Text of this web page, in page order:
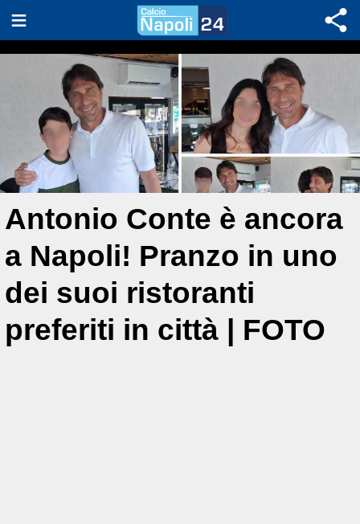
Antonio Conte è ancora
a Napoli! Pranzo in uno
dei suoi ristoranti
preferiti in città | FOTO